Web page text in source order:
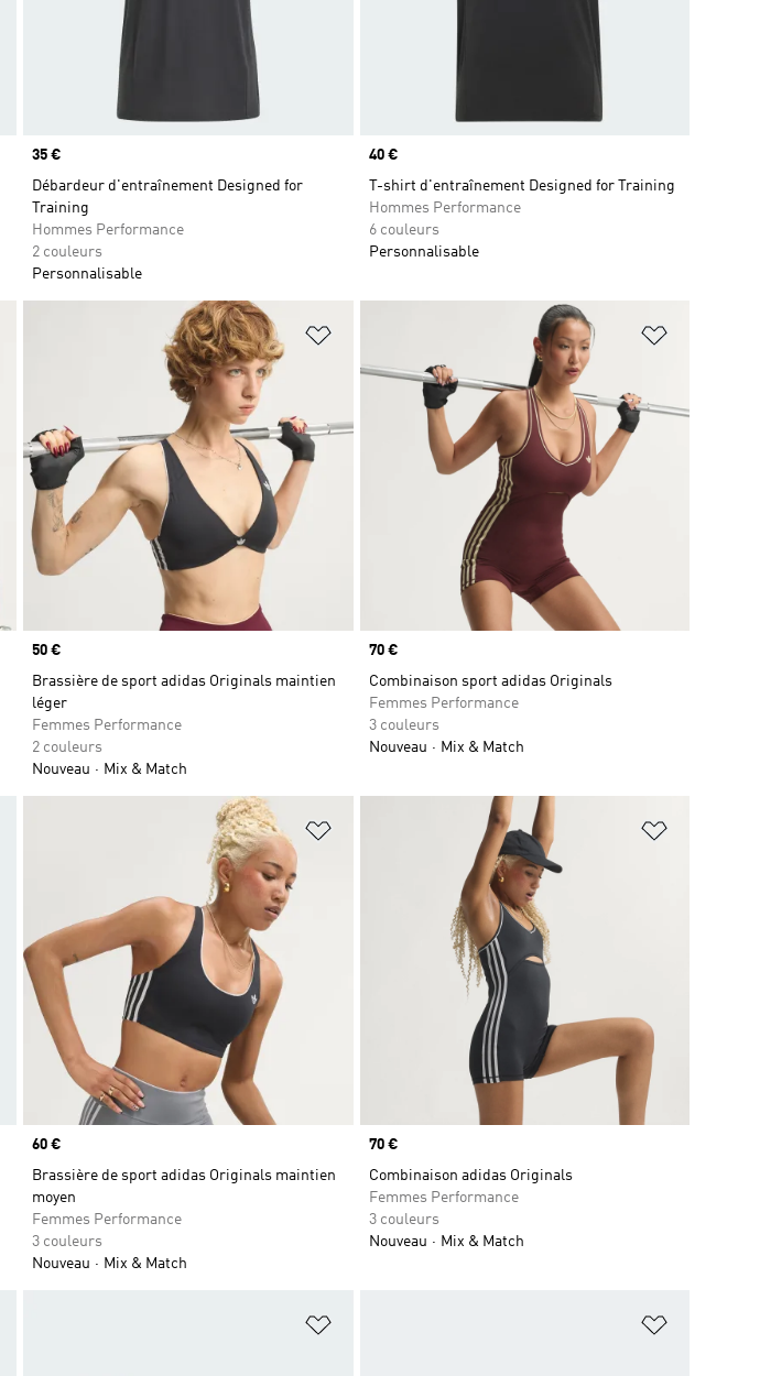
Prix
35 €
Débardeur d'entraînement Designed for
Training
Hommes Performance
2 couleurs
Personnalisable
Prix
40 €
T-shirt d'entraînement Designed for Training
Hommes Performance
6 couleurs
Personnalisable
Ajouter à la Liste de produits favoris Ajouter à la Liste de produits favoris
Prix
50 €
Brassière de sport adidas Originals maintien
léger
Femmes Performance
2 couleurs
Nouveau
Mix & Match
Prix
70 €
Combinaison sport adidas Originals
Femmes Performance
3 couleurs
Nouveau
Mix & Match
Ajouter à la Liste de produits favoris Ajouter à la Liste de produits favoris
Prix
60 €
Brassière de sport adidas Originals maintien
moyen
Femmes Performance
3 couleurs
Nouveau
Mix & Match
Prix
70 €
Combinaison adidas Originals
Femmes Performance
3 couleurs
Nouveau
Mix & Match